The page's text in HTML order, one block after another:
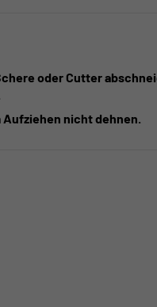
oder Cutter
Aufziehen nicht dehnen.